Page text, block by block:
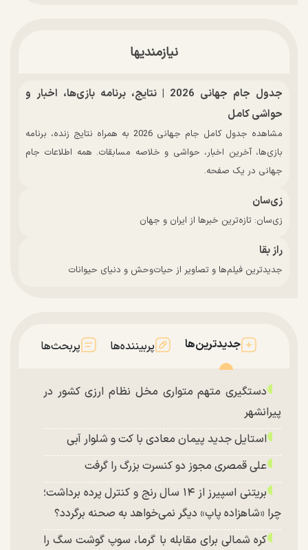
نیازمندیها
جدول جام جهانی 2026 | نتایج، برنامه بازی‌ها، اخبار و
حواشی کامل
مشاهده جدول کامل جام جهانی 2026 به همراه نتایج زنده، برنامه
بازی‌ها، آخرین اخبار، حواشی و خلاصه مسابقات. همه اطلاعات جام
جهانی در یک صفحه.
زی‌سان
زی‌سان: تازه‌ترین خبرها از ایران و جهان
راز بقا
جدیدترین فیلم‌ها و تصاویر از حیات‌وحش و دنیای حیوانات
جدیدترین‌ها پربیننده‌ها پربحث‌ها
دستگیری متهم متواری مخل نظام ارزی کشور در
پیرانشهر
استایل جدید پیمان معادی با کت و شلوار آبی
علی قمصری مجوز دو کنسرت بزرگ را گرفت
بریتنی اسپیرز از ۱۴ سال رنج و کنترل پرده برداشت؛
چرا «شاهزاده پاپ» دیگر نمی‌خواهد به صحنه برگردد؟
کره شمالی برای مقابله با گرما، سوپ گوشت سگ را